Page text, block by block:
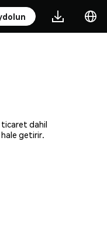
ticaret dahil
hale getirir.